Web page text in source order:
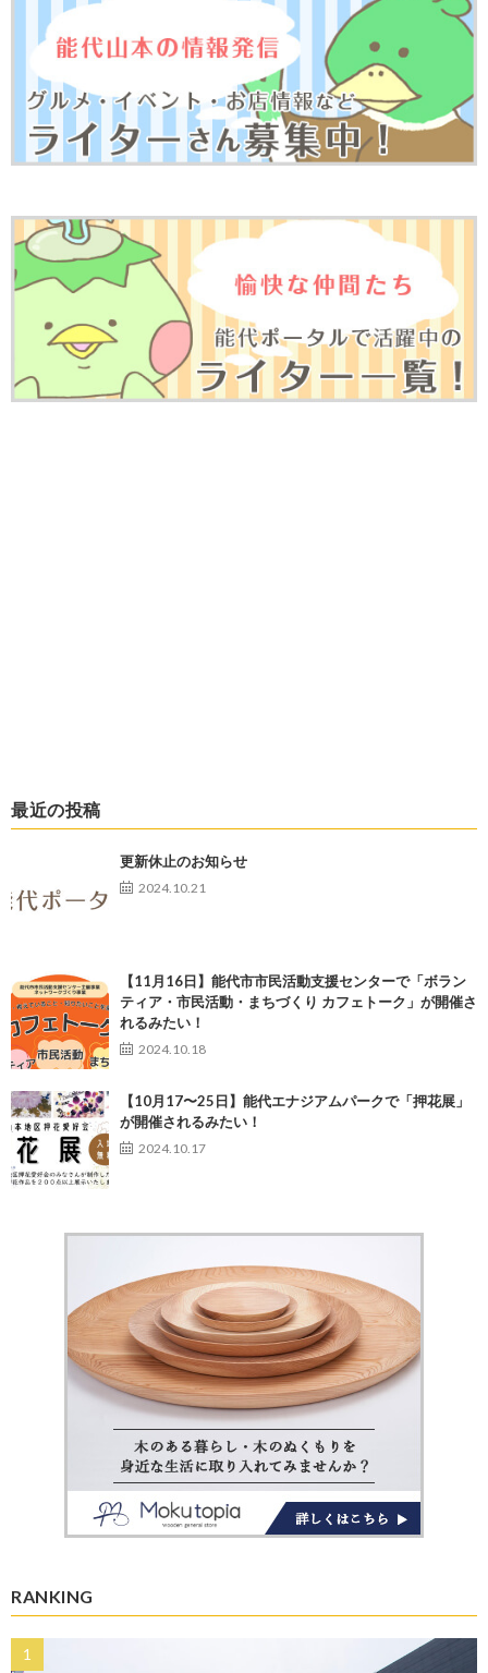
最近の投稿
更新休止のお知らせ
2024.10.21
【11月16日】能代市市民活動支援センターで「ボラン
ティア・市民活動・まちづくり カフェトーク」が開催さ
れるみたい！
2024.10.18
【10月17〜25日】能代エナジアムパークで「押花展」
が開催されるみたい！
2024.10.17
RANKING